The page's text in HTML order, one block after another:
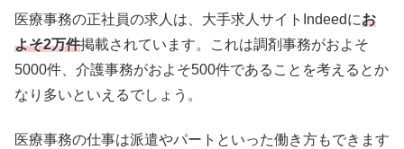
医療事務の正社員の求人は、大手求人サイトIndeedにお
よそ2万件掲載されています。これは調剤事務がおよそ
5000件、介護事務がおよそ500件であることを考えるとか
なり多いといえるでしょう。
医療事務の仕事は派遣やパートといった働き方もできます